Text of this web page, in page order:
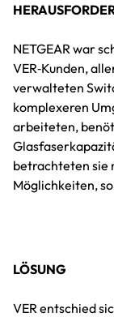
NETGEAR war
VER‑Kunden,
verwalteten
komplexeren
arbeiteten,
betrachteten sie
Möglichkeiten,
LÖSUNG
VER entschied